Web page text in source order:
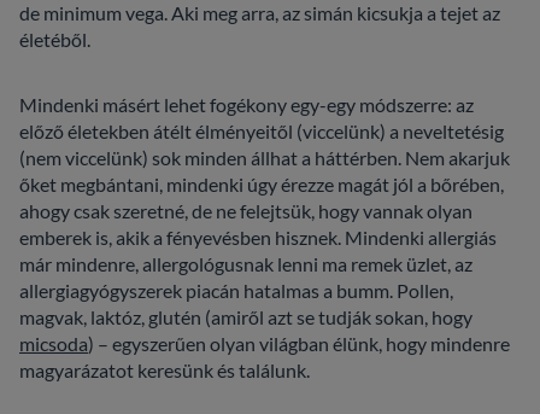
de minimum vega. Aki meg arra, az simán kicsukja a tejet az
életéből.
Mindenki másért lehet fogékony egy-egy módszerre: az
előző életekben átélt élményeitől (viccelünk) a neveltetésig
(nem viccelünk) sok minden állhat a háttérben. Nem akarjuk
őket megbántani, mindenki úgy érezze magát jól a bőrében,
ahogy csak szeretné, de ne felejtsük, hogy vannak olyan
emberek is, akik a fényevésben hisznek. Mindenki allergiás
már mindenre, allergológusnak lenni ma remek üzlet, az
allergiagyógyszerek piacán hatalmas a bumm. Pollen,
magvak, laktóz, glutén (amiről azt se tudják sokan, hogy
micsoda) – egyszerűen olyan világban élünk, hogy mindenre
magyarázatot keresünk és találunk.